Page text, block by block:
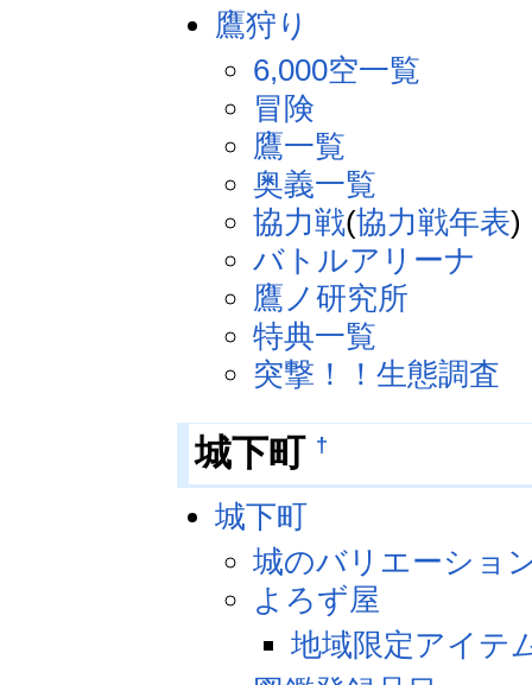
鷹狩り
6,000空一覧
冒険
鷹一覧
奥義一覧
協力戦(協力戦年表)
バトルアリーナ
鷹ノ研究所
特典一覧
突撃！！生態調査
城下町 †
城下町
城のバリエーショ
よろず屋
地域限定アイテ